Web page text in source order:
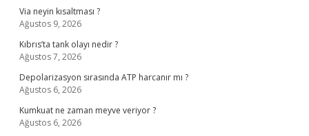
Via neyin kısaltması ?
Ağustos 9, 2026
Kıbrıs’ta tank olayı nedir ?
Ağustos 7, 2026
Depolarizasyon sırasında ATP harcanır mı ?
Ağustos 6, 2026
Kumkuat ne zaman meyve veriyor ?
Ağustos 6, 2026